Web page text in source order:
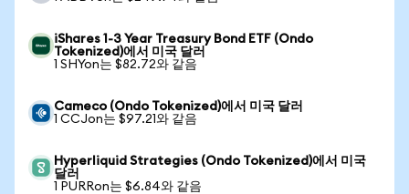
iShares 1-3 Year Treasury Bond ETF (Ondo
Tokenized)에서 미국 달러
1 SHYon는 $82.72와 같음
Cameco (Ondo Tokenized)에서 미국 달러
1 CCJon는 $97.21와 같음
Hyperliquid Strategies (Ondo Tokenized)에서 미국
달러
1 PURRon는 $6.84와 같음